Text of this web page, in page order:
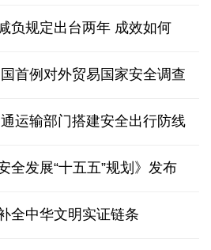
负规定出台两年 成效如何
首例对外贸易国家安全调查
运输部门搭建安全出行防线
全发展“十五五”规划》发布
全中华文明实证链条